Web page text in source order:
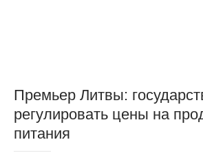
Премьер Литвы:
регулировать цены на
питания